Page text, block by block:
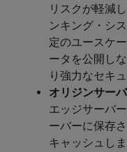
リスクが軽減
ンキング・シ
定のユースケ
ータを公開し
り強力なセキ
オリジンサー
エッジサーバ
ーバーに保存
キャッシュし